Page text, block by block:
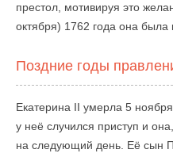
престол, мотивируя это
октября) 1762 года она была
Поздние годы
Екатерина II умерла 5
у неё случился приступ и
на следующий день. Её сын